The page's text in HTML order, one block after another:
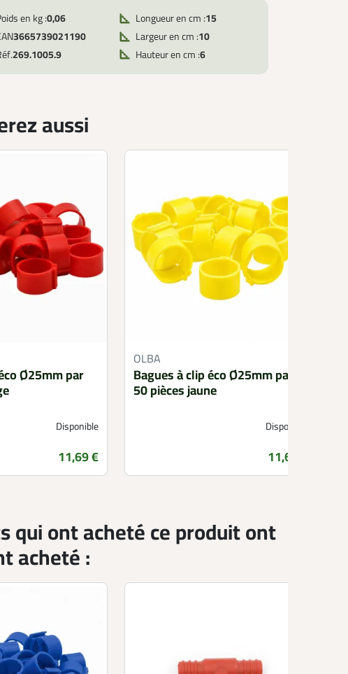
en kg :0,06
3665739021190
269.1005.9
Longueur en cm :15
Largeur en cm :10
Hauteur en cm :6
aussi
Ø25mm par
Disponible
Prix
11,69 €
OLBA
Bagues à clip éco Ø25mm par
50 pièces jaune
Disponible
Prix
11,69 €
qui ont acheté ce produit ont
acheté :